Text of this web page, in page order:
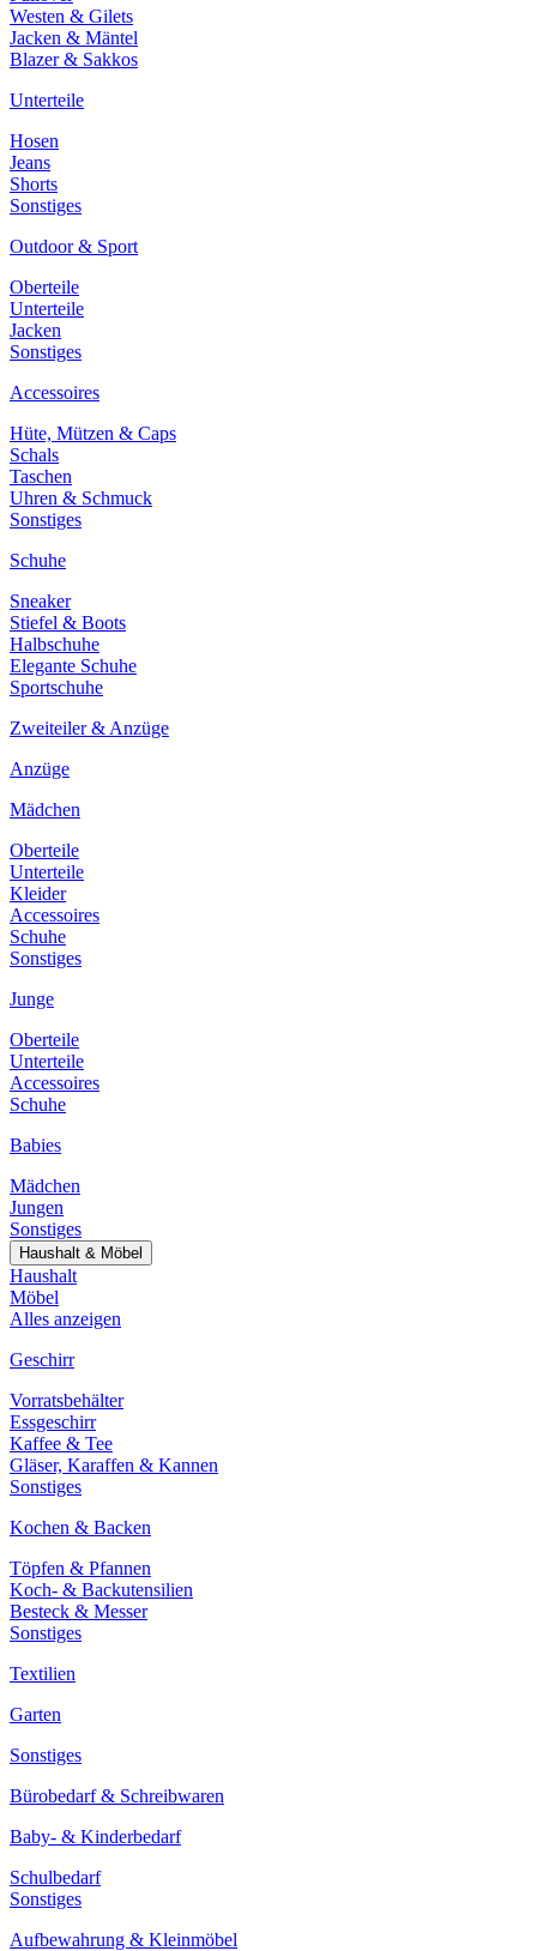
Westen & Gilets
Jacken & Mäntel
Blazer & Sakkos
Unterteile
Hosen
Jeans
Shorts
Sonstiges
Outdoor & Sport
Oberteile
Unterteile
Jacken
Sonstiges
Accessoires
Hüte, Mützen & Caps
Schals
Taschen
Uhren & Schmuck
Sonstiges
Schuhe
Sneaker
Stiefel & Boots
Halbschuhe
Elegante Schuhe
Sportschuhe
Zweiteiler & Anzüge
Anzüge
Mädchen
Oberteile
Unterteile
Kleider
Accessoires
Schuhe
Sonstiges
Junge
Oberteile
Unterteile
Accessoires
Schuhe
Babies
Mädchen
Jungen
Sonstiges
Haushalt & Möbel
Haushalt
Möbel
Alles anzeigen
Geschirr
Vorratsbehälter
Essgeschirr
Kaffee & Tee
Gläser, Karaffen & Kannen
Sonstiges
Kochen & Backen
Töpfen & Pfannen
Koch- & Backutensilien
Besteck & Messer
Sonstiges
Textilien
Garten
Sonstiges
Bürobedarf & Schreibwaren
Baby- & Kinderbedarf
Schulbedarf
Sonstiges
Aufbewahrung & Kleinmöbel